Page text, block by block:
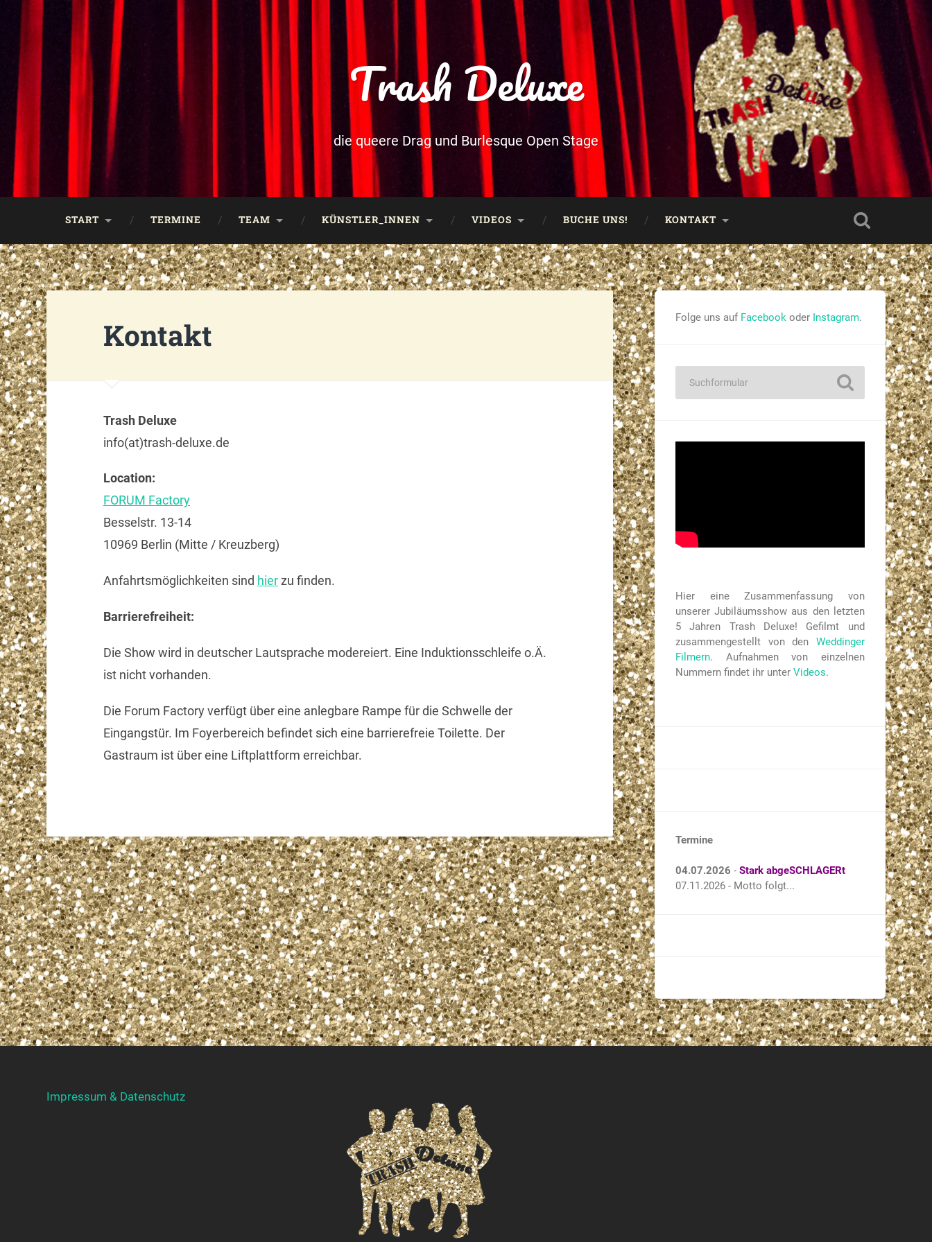
Trash Deluxe
die queere Drag und Burlesque Open Stage
START TERMINE TEAM KÜNSTLER_INNEN VIDEOS BUCHE UNS! KONTAKT
Kontakt
Trash Deluxe
info(at)trash-deluxe.de
Location:
FORUM Factory
Besselstr. 13-14
10969 Berlin (Mitte / Kreuzberg)
Anfahrtsmöglichkeiten sind hierzu finden.
Barrierefreiheit:
Die Show wird in deutscher Lautsprache modereiert. Eine Induktionsschleife o.Ä.
ist nicht vorhanden.
Die Forum Factory verfügt über eine anlegbare Rampe für die Schwelle der
Eingangstür. Im Foyerbereich befindet sich eine barrierefreie Toilette. Der
Gastraum ist über eine Liftplattform erreichbar.
Folge uns auf Facebook oder Instagram.
Hier eine Zusammenfassung von
unserer Jubiläumsshow aus den letzten
5 Jahren Trash Deluxe! Gefilmt und
zusammengestellt von den Weddinger
Filmern. Aufnahmen von einzelnen
Nummern findet ihr unterVideos.
Termine
04.07.2026 -Stark abgeSCHLAGERt
07.11.2026 - Motto folgt...
Impressum & Datenschutz